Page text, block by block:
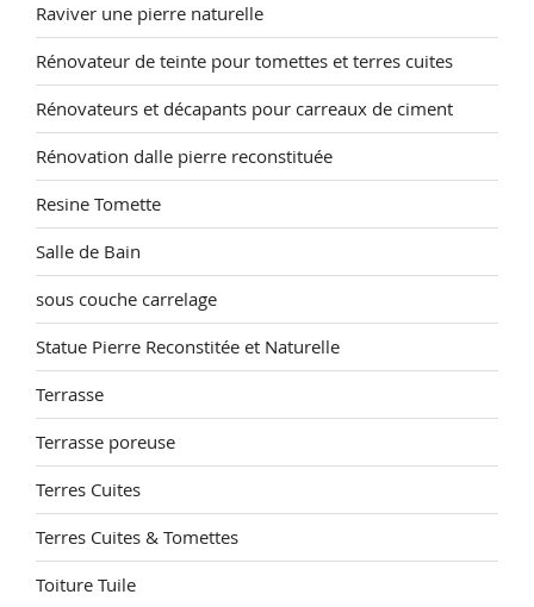
Raviver une pierre naturelle
Rénovateur de teinte pour tomettes et terres cuites
Rénovateurs et décapants pour carreaux de ciment
Rénovation dalle pierre reconstituée
Resine Tomette
Salle de Bain
sous couche carrelage
Statue Pierre Reconstitée et Naturelle
Terrasse
Terrasse poreuse
Terres Cuites
Terres Cuites & Tomettes
Toiture Tuile